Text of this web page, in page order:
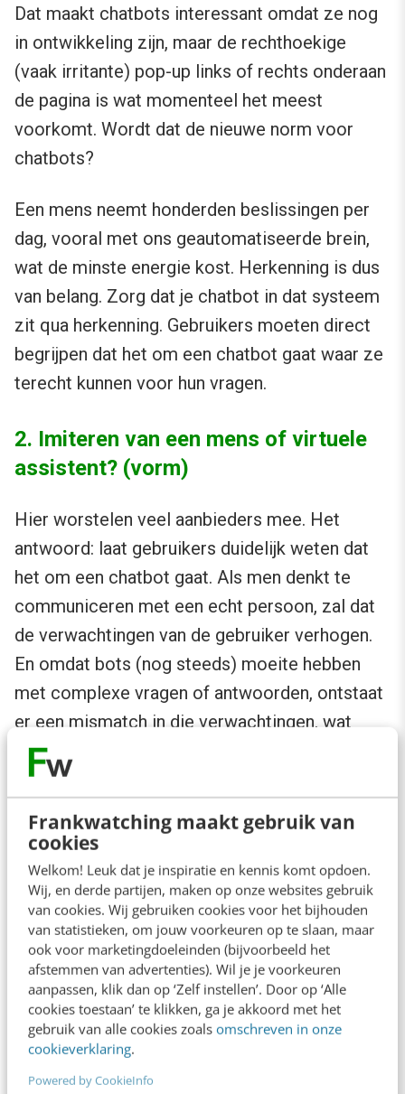
Frankwatching maakt gebruik van
cookies
Welkom! Leuk dat je inspiratie en kennis komt opdoen.
Wij, en derde partijen, maken op onze websites gebruik
van cookies. Wij gebruiken cookies voor het bijhouden
van statistieken, om jouw voorkeuren op te slaan, maar
ook voor marketingdoeleinden (bijvoorbeeld het
afstemmen van advertenties). Wil je je voorkeuren
aanpassen, klik dan op ‘Zelf instellen’. Door op ‘Alle
cookies toestaan’ te klikken, ga je akkoord met het
gebruik van alle cookies zoals omschreven in onze
cookieverklaring.
Powered by CookieInfo
Dat maakt chatbots interessant omdat ze nog
in ontwikkeling zijn, maar de rechthoekige
(vaak irritante) pop-up links of rechts onderaan
de pagina is wat momenteel het meest
voorkomt. Wordt dat de nieuwe norm voor
chatbots?
Een mens neemt honderden beslissingen per
dag, vooral met ons geautomatiseerde brein,
wat de minste energie kost. Herkenning is dus
van belang. Zorg dat je chatbot in dat systeem
zit qua herkenning. Gebruikers moeten direct
begrijpen dat het om een chatbot gaat waar ze
terecht kunnen voor hun vragen.
2. Imiteren van een mens of virtuele
assistent? (vorm)
Hier worstelen veel aanbieders mee. Het
antwoord: laat gebruikers duidelijk weten dat
het om een chatbot gaat. Als men denkt te
communiceren met een echt persoon, zal dat
de verwachtingen van de gebruiker verhogen.
En omdat bots (nog steeds) moeite hebben
met complexe vragen of antwoorden, ontstaat
er een mismatch in die verwachtingen, wat
leidt tot frustratie. Geef bijvoorbeeld in de titel
aan dat het om een chatbot gaat, geef je
chatbot een naam om die persoonlijker en
menselijker te maken en gebruik visuele cues
voor het geval die teksten over het hoofd
worden gezien.
Nu komt een interessant punt: als klanten
(onbewust) het gevoel hebben met een
persoon te communiceren, geeft dit het gevoel
beter geholpen te zijn. Die positieve emotie
komt voort uit het principe van ‘